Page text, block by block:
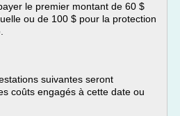
le premier montant de 60 $
ou de 100 $ pour la protection
suivantes seront
coûts engagés à cette date ou